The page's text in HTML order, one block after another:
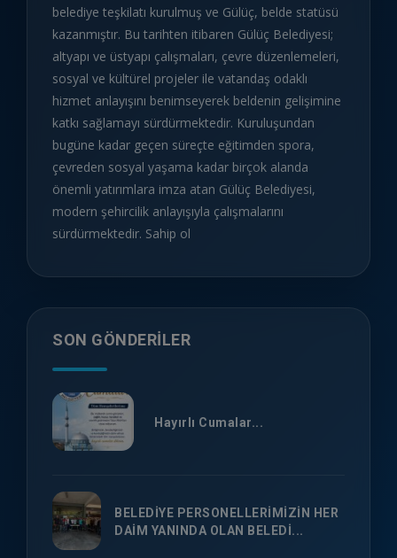
belediye teşkilatı kurulmuş ve Gülüç, belde statüsü
kazanmıştır. Bu tarihten itibaren Gülüç Belediyesi;
altyapı ve üstyapı çalışmaları, çevre düzenlemeleri,
sosyal ve kültürel projeler ile vatandaş odaklı
hizmet anlayışını benimseyerek beldenin gelişimine
katkı sağlamayı sürdürmektedir. Kuruluşundan
bugüne kadar geçen süreçte eğitimden spora,
çevreden sosyal yaşama kadar birçok alanda
önemli yatırımlara imza atan Gülüç Belediyesi,
modern şehircilik anlayışıyla çalışmalarını
sürdürmektedir. Sahip ol
SON GÖNDERILER
Hayırlı Cumalar...
BELEDİYE PERSONELLERİMİZİN HER
DAİM YANINDA OLAN BELEDİ...